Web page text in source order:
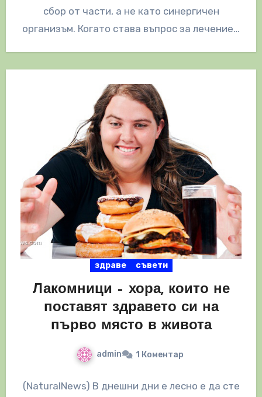
сбор от части, а не като синергичен
организъм. Когато става въпрос за лечение…
здраве съвети
Лакомници – хора, които не
поставят здравето си на
първо място в живота
admin 1 Коментар
(NaturalNews) В днешни дни е лесно е да сте